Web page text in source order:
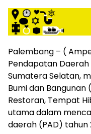
siber
lainnya,
desain
dan
media
siber
lebih
eksklusif,
trendi,
mengandung
Palembang – (
Pendapatan
Sumatera Selatan,
Bumi dan Bangunan
Restoran, Tempat
utama dalam
daerah (PAD) tahun